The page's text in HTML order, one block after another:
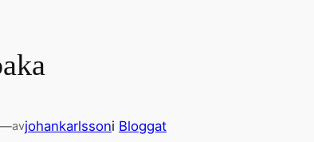
avjohankarlssoni Bloggat